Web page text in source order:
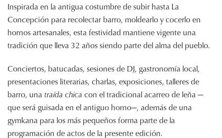
Inspirada en la antigua costumbre de subir hasta La
Concepción para recolectar barro, moldearlo y cocerlo en
hornos artesanales, esta festividad mantiene vigente una
tradición que lleva 32 años siendo parte del alma del pueblo.
Conciertos, batucadas, sesiones de DJ, gastronomía local,
presentaciones literarias, charlas, exposiciones, talleres de
barro, unatraída chica con el tradicional acarreo de leña —
que será guisada en el antiguo horno—, además de una
gymkana para los más pequeños forma parte de la
programación de actos de la presente edición.